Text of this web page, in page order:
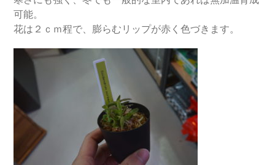
可能。
花は２ｃｍ程で、膨らむリップが赤く色づきます。